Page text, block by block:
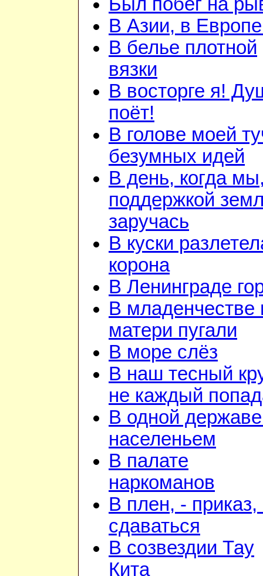
Был побег на
В Азии, в
В белье плотной
вязки
В восторге я!
поёт!
В голове моей
безумных идей
В день, когда
поддержкой
заручась
В куски
корона
В Ленинграде
В младенчестве
матери пугали
В море слёз
В наш тесный
не каждый
В одной
населеньем
В палате
наркоманов
В плен, - приказ,
сдаваться
В созвездии Тау
Кита